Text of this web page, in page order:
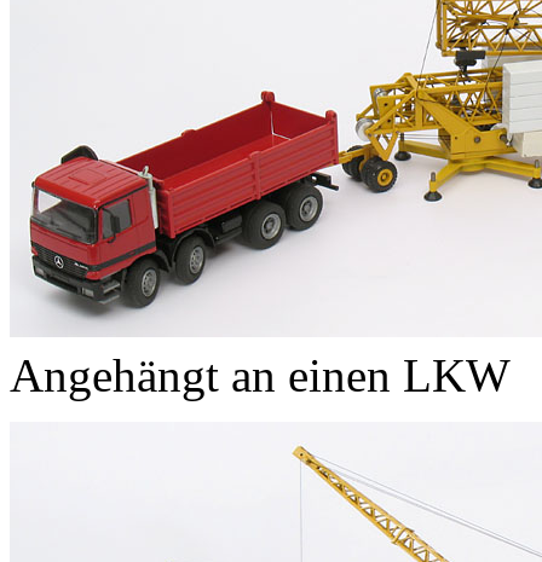
Angehängt an einen LKW